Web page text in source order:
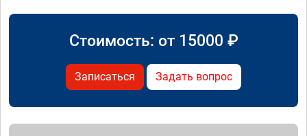
Стоимость: от 15000 ₽
Записаться Задать вопрос